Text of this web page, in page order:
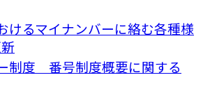
けるマイナンバーに絡む各種様
制度 番号制度概要に関する